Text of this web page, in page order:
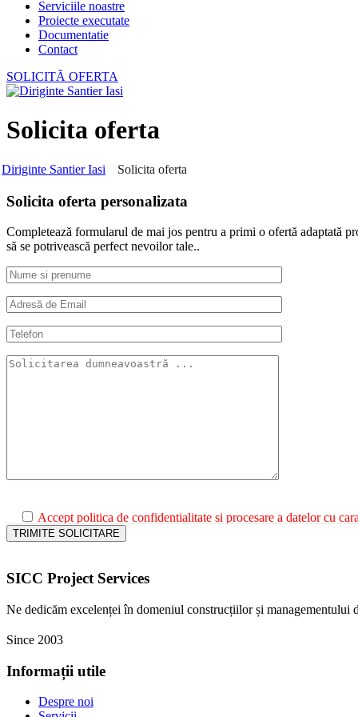
Serviciile noastre
Proiecte executate
Documentatie
Contact
SOLICITĂ OFERTA
Solicita oferta
Diriginte Santier Iasi Solicita oferta
Solicita oferta personalizata
Completează formularul de mai jos pentru a primi o ofertă adaptată
să se potrivească perfect nevoilor tale..
Accept politica de confidentialitate si procesare a datelor cu
SICC Project Services
Ne dedicăm excelenței în domeniul construcțiilor și managementului
Since 2003
Informații utile
Despre noi